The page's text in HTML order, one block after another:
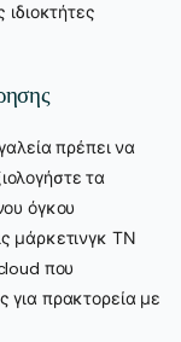
πρέπει να
τα
όγκου
μάρκετινγκ ΤΝ
που
για πρακτορεία με